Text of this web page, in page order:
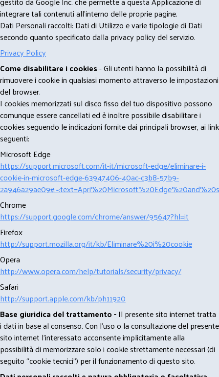
integrare tali contenuti all'interno delle proprie pagine.
Dati Personali raccolti: Dati di Utilizzo e varie tipologie di Dati
secondo quanto specificato dalla privacy policy del servizio.
Privacy Policy
Come disabilitare i cookies- Gli utenti hanno la possibilità di
rimuovere i cookie in qualsiasi momento attraverso le impostazioni
del browser.
I cookies memorizzati sul disco fisso del tuo dispositivo possono
comunque essere cancellati ed è inoltre possibile disabilitare i
cookies seguendo le indicazioni fornite dai principali browser, ai link
seguenti:
Microsoft Edge
https://support.microsoft.com/it-it/microsoft-edge/eliminare-i-
cookie-in-microsoft-edge-63947406-40ac-c3b8-57b9-
Chrome
https://support.google.com/chrome/answer/95647?hl=it
Firefox
http://support.mozilla.org/it/kb/Eliminare%20i%20cookie
Opera
http://www.opera.com/help/tutorials/security/privacy/
Safari
http://support.apple.com/kb/ph11920
Base giuridica del trattamento -Il presente sito internet tratta
i dati in base al consenso. Con l'uso o la consultazione del presente
sito internet l’interessato acconsente implicitamente alla
possibilità di memorizzare solo i cookie strettamente necessari (di
seguito “cookie tecnici”) per il funzionamento di questo sito.